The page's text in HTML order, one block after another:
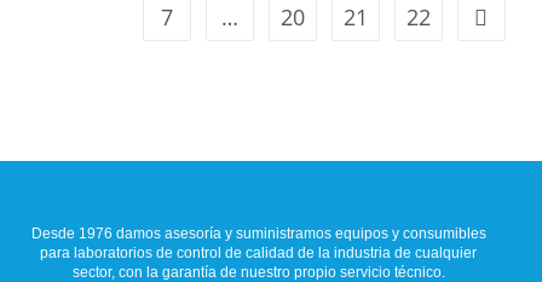
7
… 20 21 22
Desde 1976 damos asesoría y suministramos equipos y consumibles
para laboratorios de control de calidad de la industria de cualquier
sector, con la garantía de nuestro propio servicio técnico.